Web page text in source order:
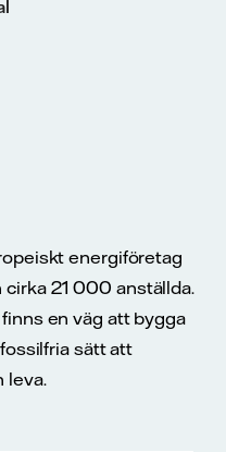
energiföretag
21 000 anställda.
en väg att bygga
sätt att
leva.